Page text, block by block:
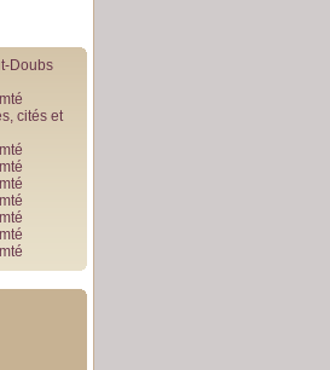
Doubs
cités et